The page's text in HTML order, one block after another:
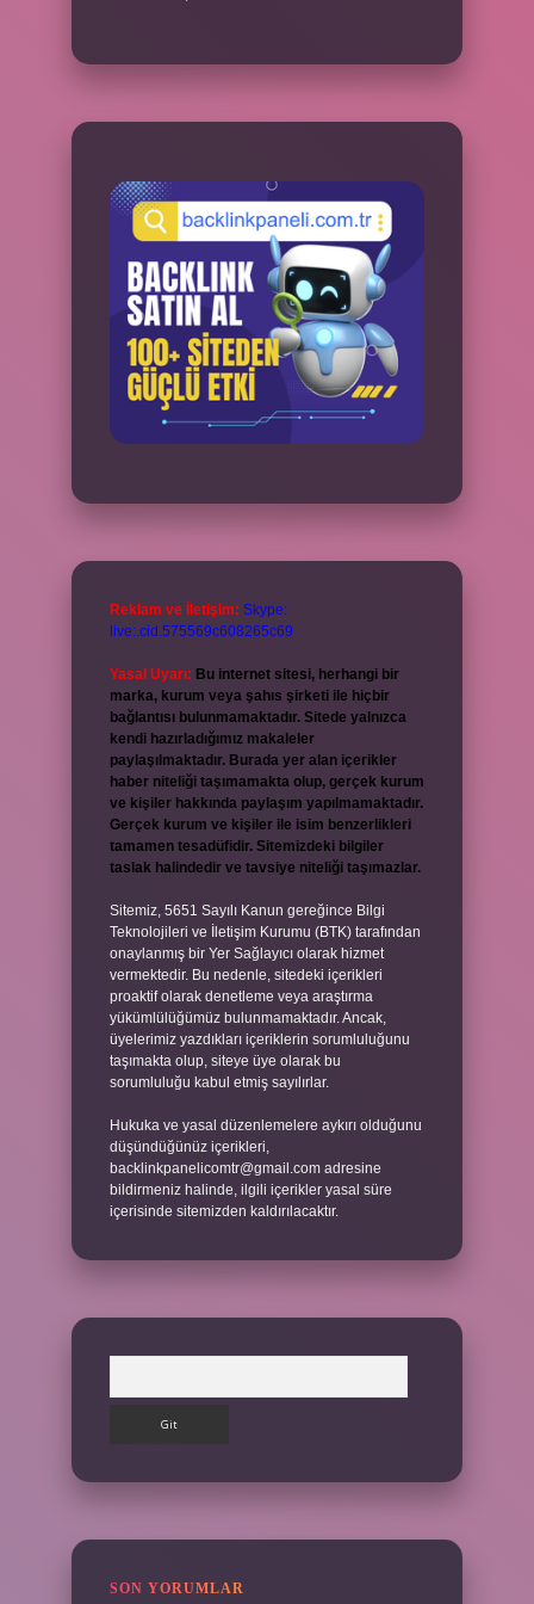
Reklam ve İletişim: Skype:
live:.cid.575569c608265c69
Yasal Uyarı: Bu internet sitesi, herhangi bir
marka, kurum veya şahıs şirketi ile hiçbir
bağlantısı bulunmamaktadır. Sitede yalnızca
kendi hazırladığımız makaleler
paylaşılmaktadır. Burada yer alan içerikler
haber niteliği taşımamakta olup, gerçek kurum
ve kişiler hakkında paylaşım yapılmamaktadır.
Gerçek kurum ve kişiler ile isim benzerlikleri
tamamen tesadüfidir. Sitemizdeki bilgiler
taslak halindedir ve tavsiye niteliği taşımazlar.
Sitemiz, 5651 Sayılı Kanun gereğince Bilgi
Teknolojileri ve İletişim Kurumu (BTK) tarafından
onaylanmış bir Yer Sağlayıcı olarak hizmet
vermektedir. Bu nedenle, sitedeki içerikleri
proaktif olarak denetleme veya araştırma
yükümlülüğümüz bulunmamaktadır. Ancak,
üyelerimiz yazdıkları içeriklerin sorumluluğunu
taşımakta olup, siteye üye olarak bu
sorumluluğu kabul etmiş sayılırlar.
Hukuka ve yasal düzenlemelere aykırı olduğunu
düşündüğünüz içerikleri,
backlinkpanelicomtr@gmail.com adresine
bildirmeniz halinde, ilgili içerikler yasal süre
içerisinde sitemizden kaldırılacaktır.
SON YORUMLAR